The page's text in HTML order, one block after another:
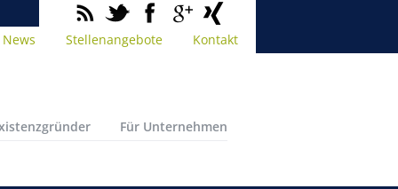
News Stellenangebote Kontakt
Für Unternehmen